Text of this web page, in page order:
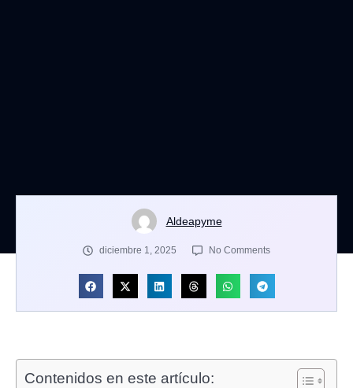
Aldeapyme
diciembre 1, 2025 No Comments
Contenidos en este artículo: